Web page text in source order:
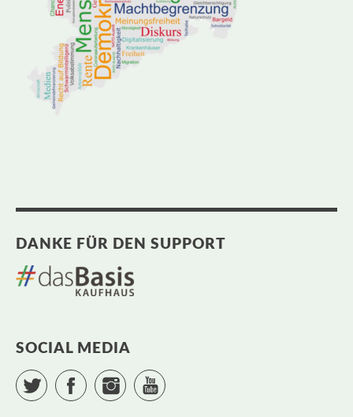
DANKE FÜR DEN SUPPORT
SOCIAL MEDIA
Twitter Facebook Instagram